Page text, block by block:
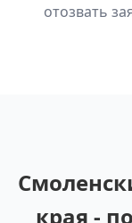
отозвать
края -